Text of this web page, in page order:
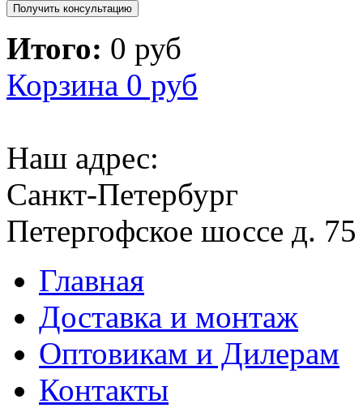
Получить консультацию
Итого: 0 руб
Корзина 0 руб
Наш адрес:
Санкт-Петербург
Петергофское шоссе д. 75
Главная
Доставка и монтаж
Оптовикам и Дилерам
Контакты